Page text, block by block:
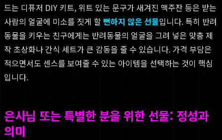
드는 디퓨저 DIY 키트, 위트 있는 문구가 새겨진 맥주잔 등은 받는
사람의 얼굴에 미소를 짓게 할 뻔하지 않은 선물입니다. 특히 반려
동물을 키우는 친구에게는 반려동물의 얼굴을 그려 넣은 맞춤 제
작 초상화나 간식 세트가 큰 감동을 줄 수 있습니다. 가격 부담은
적으면서도 센스를 보여줄 수 있는 아이템을 선택하는 것이 핵심
입니다.
은사님 또는 특별한 분을 위한 선물: 정성과
의미